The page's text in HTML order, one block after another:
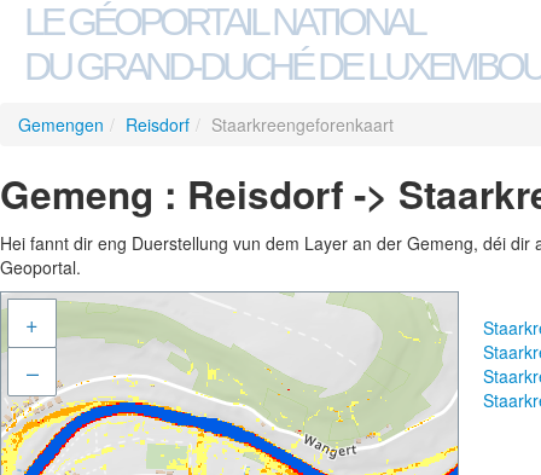
LE GÉOPORTAIL NATIONAL
DU GRAND-DUCHÉ DE
Gemengen / Reisdorf / Staarkreengeforenkaart
Gemeng : Reisdorf ->
Hei fannt dir eng Duerstellung vun dem Layer an der Gemeng, déi
Geoportal.
+
–